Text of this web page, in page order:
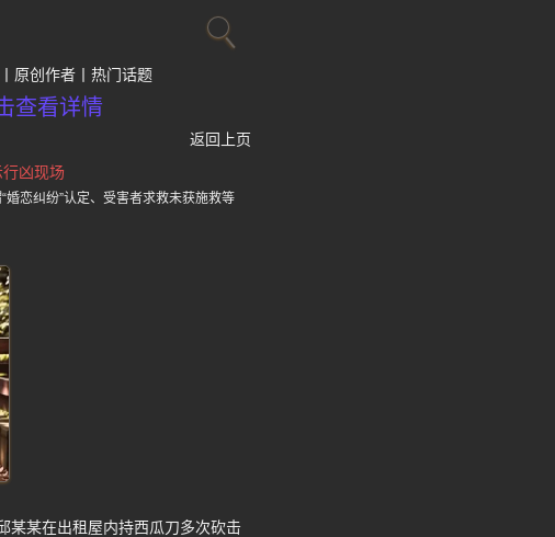
原创作者 热门话题
查看详情
返回上页
凶现场
恋纠纷”认定、受害者求救未获施救等
某某在出租屋内持西瓜刀多次砍击